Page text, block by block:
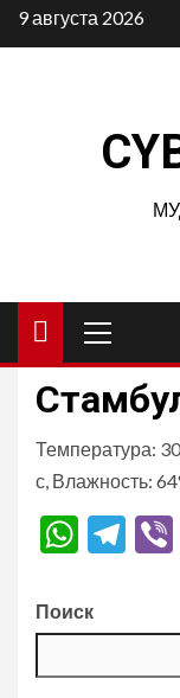
Перейти
к
9 августа 2026
меню
Температура:
с, Влажность:
Поиск